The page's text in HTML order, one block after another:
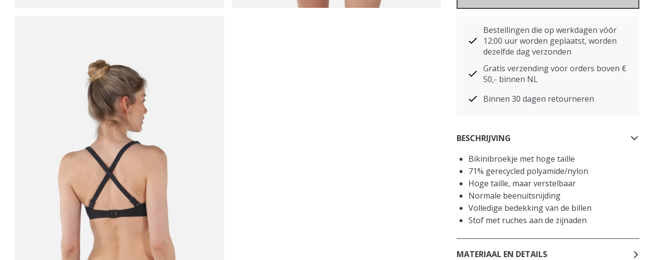
Bestellingen die op werkdagen vóór
12:00 uur worden geplaatst, worden
dezelfde dag verzonden
Gratis verzending voor orders boven €
50,- binnen NL
Binnen 30 dagen retourneren
BESCHRIJVING
Bikinibroekje met hoge taille
71% gerecycled polyamide/nylon
Hoge taille, maar verstelbaar
Normale beenuitsnijding
Volledige bedekking van de billen
Stof met ruches aan de zijnaden
MATERIAAL EN DETAILS